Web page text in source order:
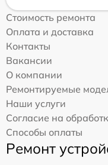
Стоимость ремонта
Оплата и доставка
Контакты
Вакансии
О компании
Ремонтируемые
Наши услуги
Согласие на
Способы оплаты
Ремонт